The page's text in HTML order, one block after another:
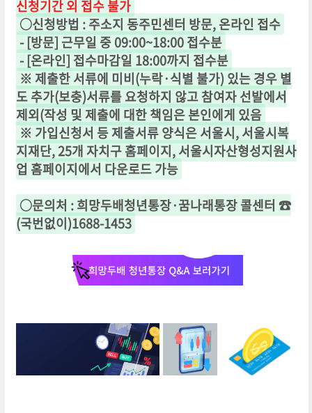
신청기간 외 접수 불가
○신청방법 :주소지 동주민센터 방문,온라인 접수
- [방문] 근무일 중09:00~18:00접수분
- [온라인] 접수마감일 18:00까지 접수분
※제출한 서류에 미비(누락·식별 불가)있는 경우 별
도 추가(보충)서류를 요청하지 않고 참여자 선발에서
제외(작성 및 제출에 대한 책임은 본인에게 있음
※ 가입신청서 등 제출서류 양식은 서울시,서울시복
지재단, 25개 자치구 홈페이지,서울시자산형성지원사
업 홈페이지에서 다운로드 가능
○문의처 :희망두배청년통장·꿈나래통장 콜센터 ☎
(국번없이)1688-1453